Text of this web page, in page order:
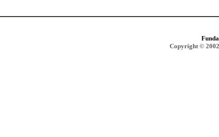
Copyright ©